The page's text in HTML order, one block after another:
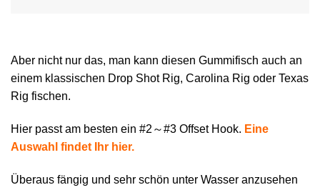
Aber nicht nur das, man kann diesen Gummifisch auch an
einem klassischen Drop Shot Rig, Carolina Rig oder Texas
Rig fischen.
Hier passt am besten ein #2～#3 Offset Hook. Eine
Auswahl findet Ihr hier.
Überaus fängig und sehr schön unter Wasser anzusehen